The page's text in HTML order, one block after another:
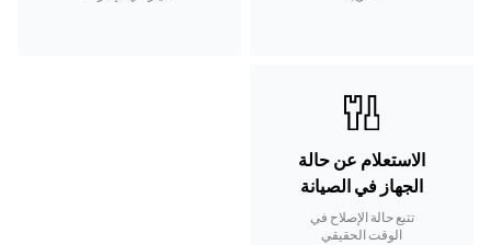
الاستعلام عن حالة
الجهاز في الصيانة
تتبع حالة الإصلاح في
الوقت الحقيقي